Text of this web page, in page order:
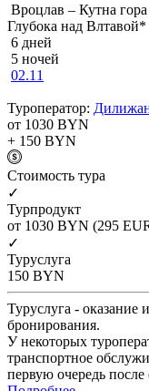
Вроцлав – Кутна
Глубока над Влтавой*
6 дней
5 ночей
02.11
Туроператор:
от 1030 BYN
+ 150 BYN
Cтоимость тура
✓
Турпродукт
от 1030 BYN (295
✓
Туруслуга
150 BYN
Туруслуга -
бронирования.
У некоторых
транспортное
первую очередь